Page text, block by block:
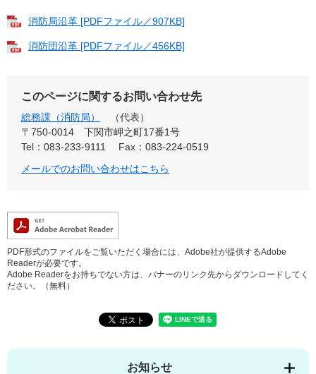
消防局沿革 [PDFファイル／907KB]
消防団沿革 [PDFファイル／456KB]
このページに関するお問い合わせ先
総務課（消防局）
代表
〒750-0014
下関市岬之町17番1号
Tel：083-233-9111
Fax：083-224-0519
メールでのお問い合わせはこちら
PDF形式のファイルをご覧いただく場合には、Adobe社が提供するAdobe
Readerが必要です。
Adobe Readerをお持ちでない方は、バナーのリンク先からダウンロードしてく
ださい。（無料）
お知らせ